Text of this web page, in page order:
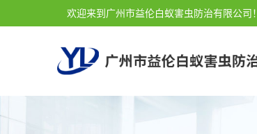
欢迎来到广州市益伦白蚁害虫防治有限公司！